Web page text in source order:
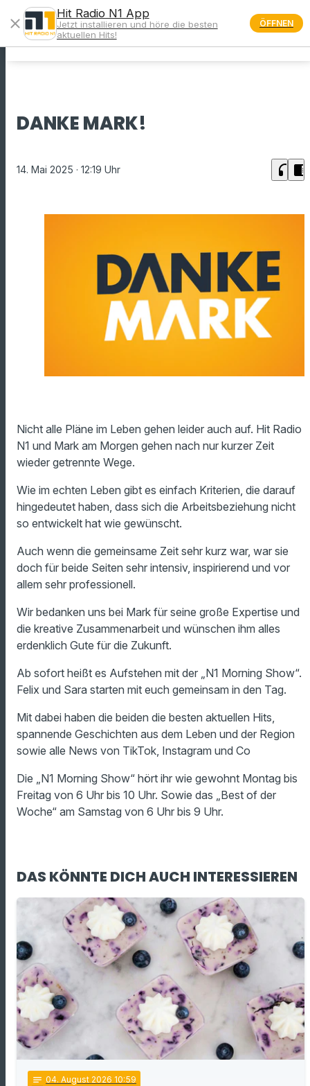
menu
DANKE MARK!
14. Mai 2025 · 12:19 Uhr headphones chrome_reader_mode
Nicht alle Pläne im Leben gehen leider auch auf. Hit Radio
N1 und Mark am Morgen gehen nach nur kurzer Zeit
wieder getrennte Wege.
Wie im echten Leben gibt es einfach Kriterien, die darauf
hingedeutet haben, dass sich die Arbeitsbeziehung nicht
so entwickelt hat wie gewünscht.
Auch wenn die gemeinsame Zeit sehr kurz war, war sie
doch für beide Seiten sehr intensiv, inspirierend und vor
allem sehr professionell.
Wir bedanken uns bei Mark für seine große Expertise und
die kreative Zusammenarbeit und wünschen ihm alles
erdenklich Gute für die Zukunft.
Ab sofort heißt es Aufstehen mit der „N1 Morning Show“.
Felix und Sara starten mit euch gemeinsam in den Tag.
Mit dabei haben die beiden die besten aktuellen Hits,
spannende Geschichten aus dem Leben und der Region
sowie alle News von TikTok, Instagram und Co
Die „N1 Morning Show“ hört ihr wie gewohnt Montag bis
Freitag von 6 Uhr bis 10 Uhr. Sowie das „Best of der
Woche“ am Samstag von 6 Uhr bis 9 Uhr.
DAS KÖNNTE DICH AUCH INTERESSIEREN
notes 04. August 2026 10:59
close
Hit Radio N1 App
Jetzt installieren und höre die besten
aktuellen Hits!
ÖFFNEN